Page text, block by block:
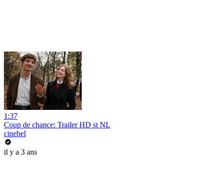
1:37
Coup de chance: Trailer HD st NL
cinebel
il y a 3 ans